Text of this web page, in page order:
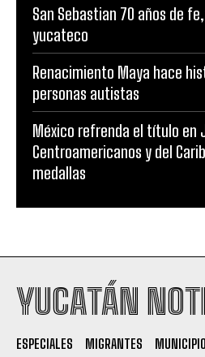
San Sebastian 70 años de
yucateco
Renacimiento Maya hace
personas autistas
México refrenda el título en
Centroamericanos y del
medallas
YUCATÁN
ESPECIALES MIGRANTES